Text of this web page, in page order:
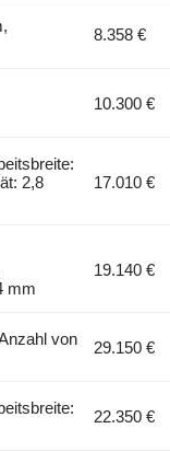
8.358 €
10.300 €
2,8
17.010 €
mm
19.140 €
von
29.150 €
22.350 €